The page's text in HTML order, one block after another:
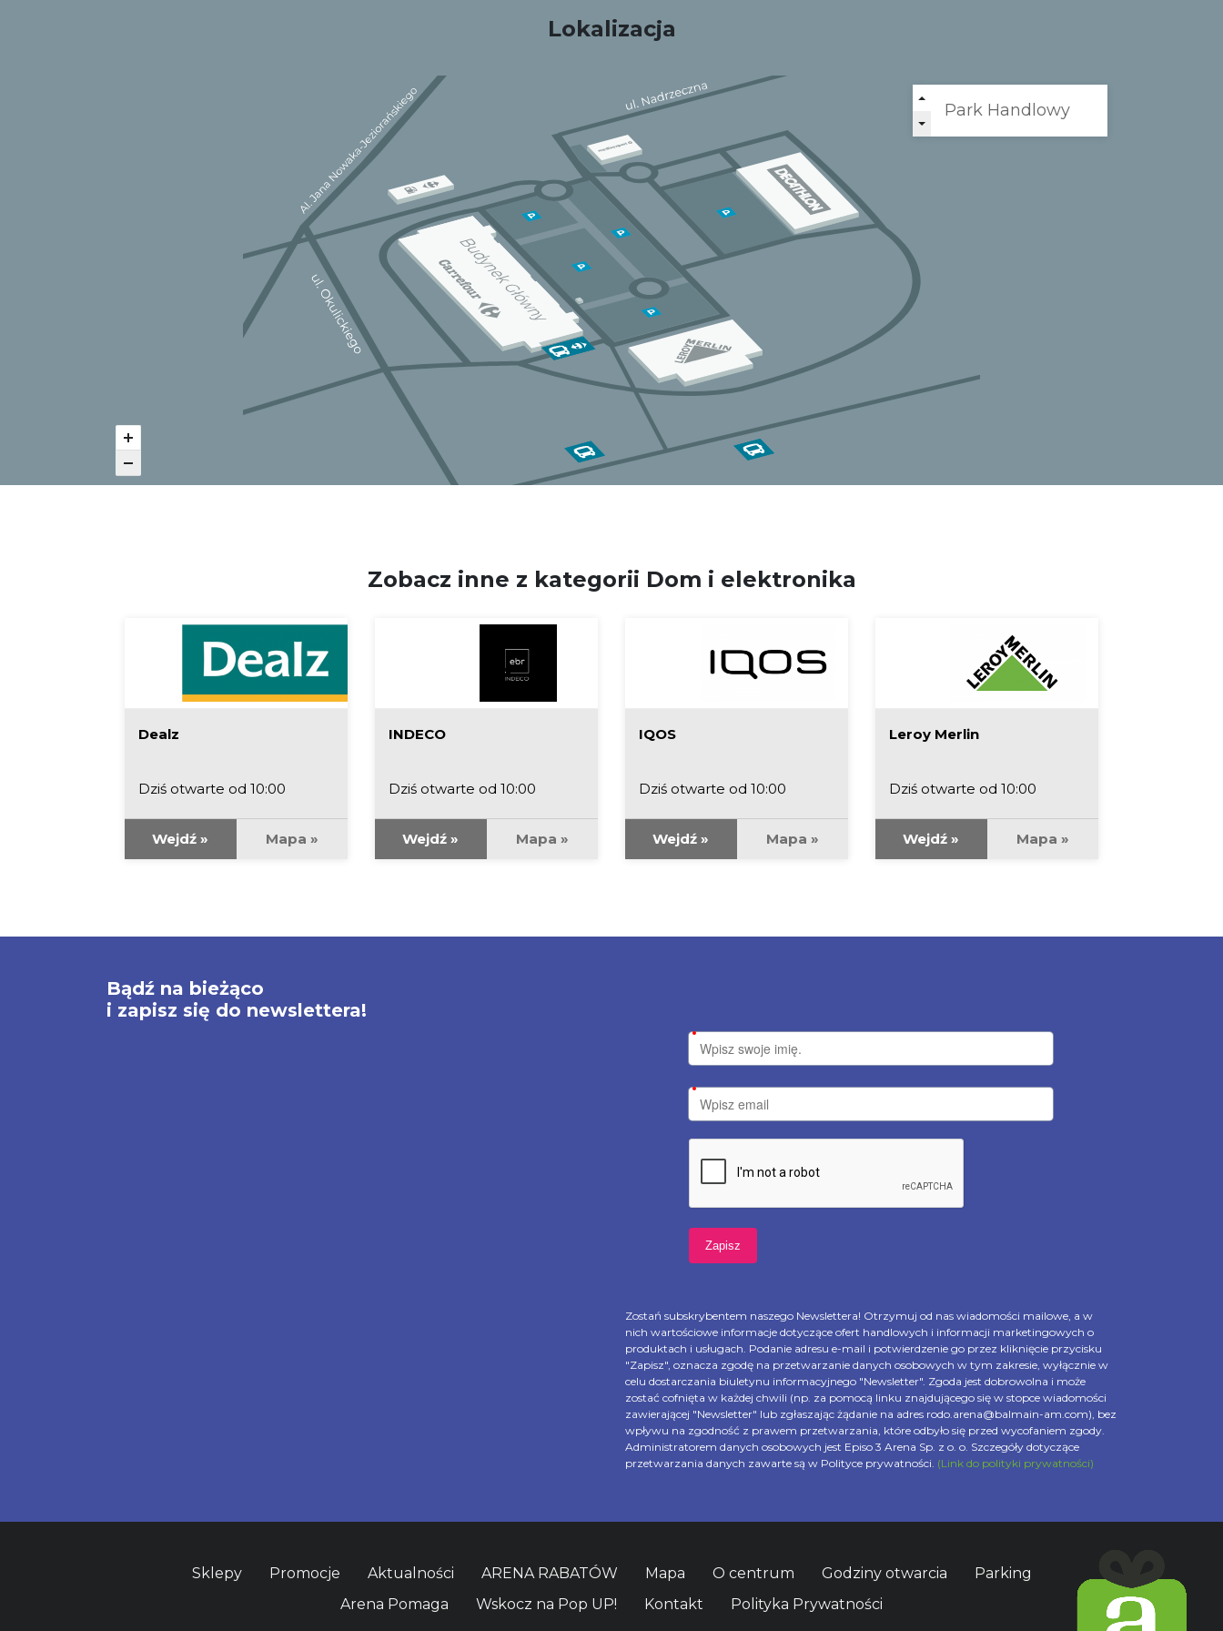
Lokalizacja
Zobacz inne z kategorii Dom i elektronika
Dealz
Dziś otwarte od 10:00
Wejdź » Mapa »
INDECO
Dziś otwarte od 10:00
Wejdź » Mapa »
IQOS
Dziś otwarte od 10:00
Wejdź » Mapa »
Leroy Merlin
Dziś otwarte od 10:00
Wejdź » Mapa »
Bądź na bieżąco
i zapisz się do newslettera!
Zostań subskrybentem naszego Newslettera! Otrzymuj od nas wiadomości mailowe, a w
nich wartościowe informacje dotyczące ofert handlowych i informacji marketingowych o
produktach i usługach. Podanie adresu e-mail i potwierdzenie go przez kliknięcie przycisku
"Zapisz", oznacza zgodę na przetwarzanie danych osobowych w tym zakresie, wyłącznie w
celu dostarczania biuletynu informacyjnego "Newsletter". Zgoda jest dobrowolna i może
zostać cofnięta w każdej chwili (np. za pomocą linku znajdującego się w stopce wiadomości
zawierającej "Newsletter" lub zgłaszając żądanie na adres rodo.arena@balmain-am.com), bez
wpływu na zgodność z prawem przetwarzania, które odbyło się przed wycofaniem zgody.
Administratorem danych osobowych jest Episo 3 Arena Sp. z o. o. Szczegóły dotyczące
przetwarzania danych zawarte są w Polityce prywatności. (Link do polityki prywatności)
Sklepy Promocje Aktualności ARENA RABATÓW Mapa O centrum Godziny otwarcia
Parking
Arena Pomaga
Wskocz na Pop UP! Kontakt Polityka Prywatności